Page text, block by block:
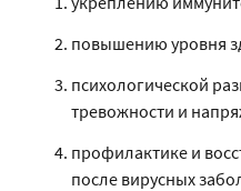
повышению уровня
психологической
тревожности и
профилактике и
после вирусных